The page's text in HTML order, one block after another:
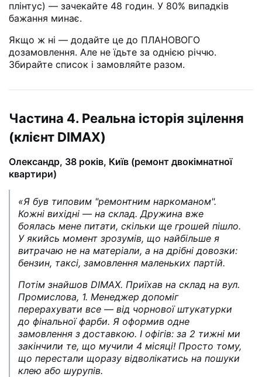
плінтус) — зачекайте 48 годин. У 80% випадків
бажання минає.
Якщо ж ні — додайте це до ПЛАНОВОГО
дозамовлення. Але не їдьте за однією річчю.
Збирайте список і замовляйте разом.
Частина 4. Реальна історія зцілення
(клієнт DIMAX)
Олександр, 38 років, Київ (ремонт двокімнатної
квартири)
«Я був типовим "ремонтним наркоманом".
Кожні вихідні — на склад. Дружина вже
боялась мене питати, скільки ще грошей пішло.
У якийсь момент зрозумів, що найбільше я
витрачаю не на матеріали, а на дрібні довозки:
бензин, таксі, замовлення маленьких партій.
Потім знайшов DIMAX. Приїхав на склад на вул.
Промислова, 1. Менеджер допоміг
перерахувати все — від чорнової штукатурки
до фінальної фарби. Я оформив одне
замовлення з доставкою. І офігів: за 2 тижні ми
закінчили те, що мучили 4 місяці! Просто тому,
що перестали щоразу відволікатись на пошуки
клею або шурупів.